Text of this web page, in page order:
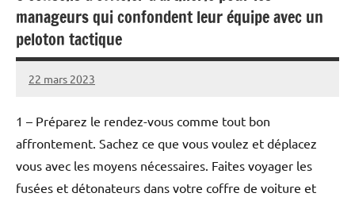
manageurs qui confondent leur équipe avec un
peloton tactique
22 mars 2023
Caporal
Aucun
1 – Préparez le rendez-vous comme tout bon
affrontement. Sachez ce que vous voulez et déplacez
vous avec les moyens nécessaires. Faites voyager les
fusées et détonateurs dans votre coffre de voiture et